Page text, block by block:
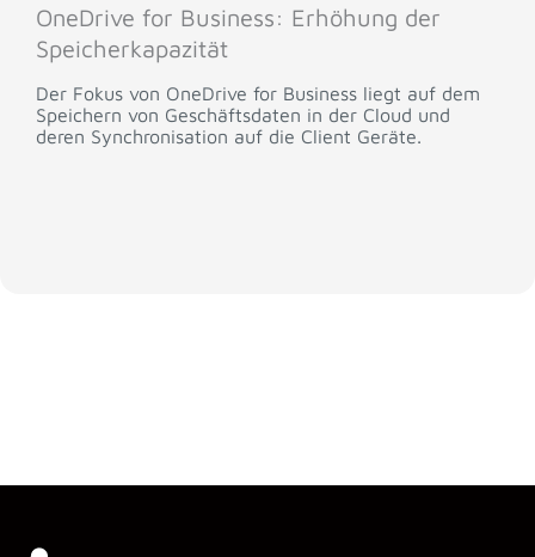
OneDrive for Business: Erhöhung der
Speicherkapazität
Der Fokus von OneDrive for Business liegt auf dem
Speichern von Geschäftsdaten in der Cloud und
deren Synchronisation auf die Client Geräte.